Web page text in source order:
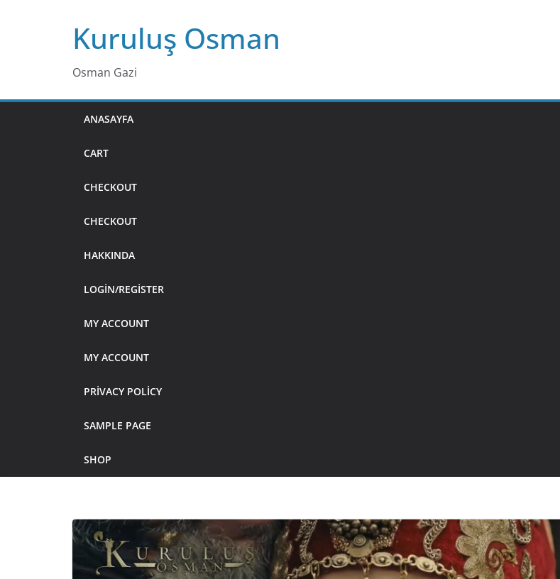
Kuruluş Osman
Osman Gazi
ANASAYFA
CART
CHECKOUT
CHECKOUT
HAKKINDA
LOGIN/REGISTER
MY ACCOUNT
MY ACCOUNT
PRIVACY POLICY
SAMPLE PAGE
SHOP